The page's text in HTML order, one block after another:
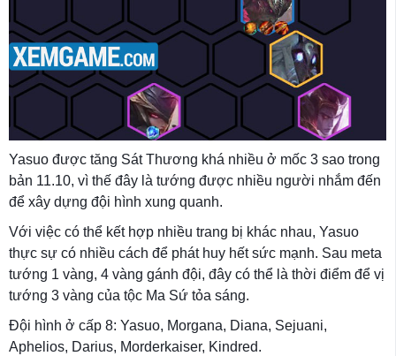
Yasuo được tăng Sát Thương khá nhiều ở mốc 3 sao trong
bản 11.10, vì thế đây là tướng được nhiều người nhắm đến
để xây dựng đội hình xung quanh.
Với việc có thể kết hợp nhiều trang bị khác nhau, Yasuo
thực sự có nhiều cách để phát huy hết sức mạnh. Sau meta
tướng 1 vàng, 4 vàng gánh đội, đây có thể là thời điểm để vị
tướng 3 vàng của tộc Ma Sứ tỏa sáng.
Đội hình ở cấp 8: Yasuo, Morgana, Diana, Sejuani,
Aphelios, Darius, Morderkaiser, Kindred.